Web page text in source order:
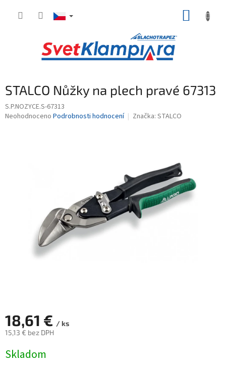
STALCO Nůžky na plech pravé 67313
S.P.NOZYCE.S-67313
Průměrné
Neohodnoceno Podrobnosti hodnocení Značka: STALCO
18,61 € / ks
15,13 € bez DPH
cena:
Skladom